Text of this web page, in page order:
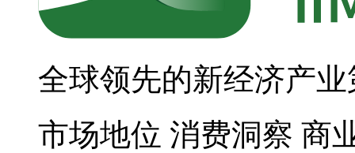
全球领先的新经济产
市场地位 消费洞察 商